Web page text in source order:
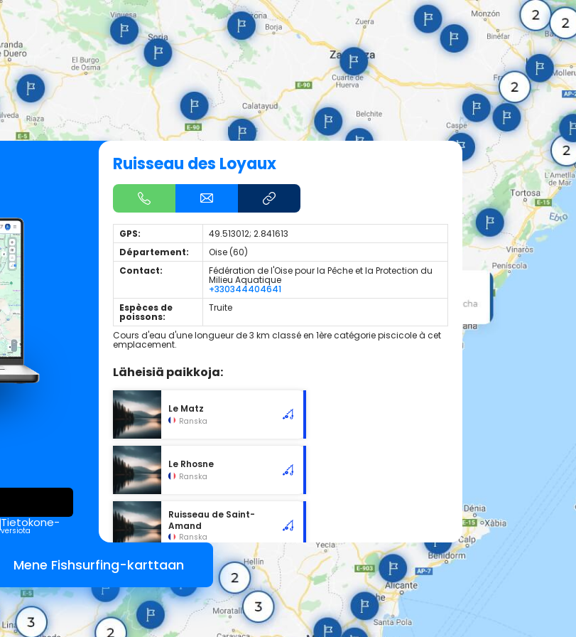
Tietokone-
versiota
Ruisseau des Loyaux
GPS:
49.513012; 2.841613
Département:
Oise (60)
Contact:
Fédération de l'Oise pour la Pêche et la Protection du
Milieu Aquatique
+330344404641
Espèces de
poissons:
Truite
Cours d'eau d'une longueur de 3 km classé en 1ère catégorie piscicole à cet
emplacement.
Läheisiä paikkoja:
Le Matz
Ranska
Le Rhosne
Ranska
Ruisseau de Saint-
Amand
Ranska
Mene Fishsurfing-karttaan